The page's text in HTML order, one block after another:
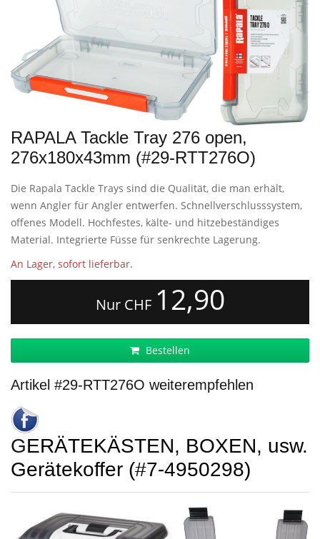
RAPALA Tackle Tray 276 open,
276x180x43mm (#29-RTT276O)
Die Rapala Tackle Trays sind die Qualität, die man erhält,
wenn Angler für Angler entwerfen. Schnellverschlusssystem,
offenes Modell. Hochfestes, kälte- und hitzebeständiges
Material. Integrierte Füsse für senkrechte Lagerung.
An Lager, sofort lieferbar.
Nur CHF 12,90
Bestellen
Artikel #29-RTT276O weiterempfehlen
GERÄTEKÄSTEN, BOXEN, usw.
Gerätekoffer (#7-4950298)